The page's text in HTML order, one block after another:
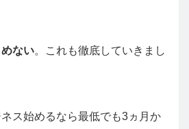
ない。これも徹底していきまし
ス始めるなら最低でも3ヵ月か